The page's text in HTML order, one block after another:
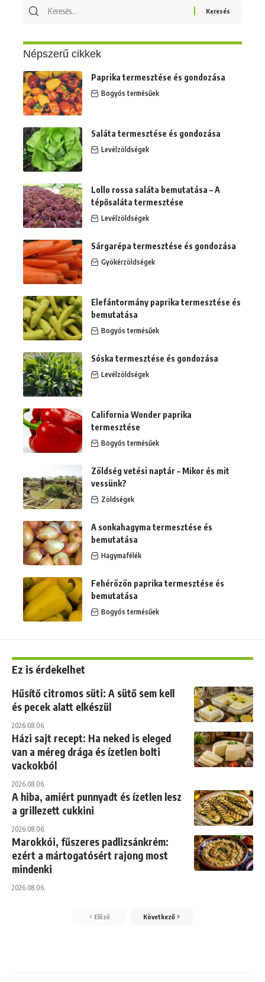
Keresés
Népszerű cikkek
Paprika termesztése és gondozása
Bogyós termésűek
Saláta termesztése és gondozása
Levélzöldségek
Lollo rossa saláta bemutatása – A
tépősaláta termesztése
Levélzöldségek
Sárgarépa termesztése és gondozása
Gyökérzöldségek
Elefántormány paprika termesztése és
bemutatása
Bogyós termésűek
Sóska termesztése és gondozása
Levélzöldségek
California Wonder paprika
termesztése
Bogyós termésűek
Zöldség vetési naptár – Mikor és mit
vessünk?
Zöldségek
A sonkahagyma termesztése és
bemutatása
Hagymafélék
Fehérözön paprika termesztése és
bemutatása
Bogyós termésűek
Ez is érdekelhet
Hűsítő citromos süti: A sütő sem kell
és pecek alatt elkészül
2026.08.06.
Házi sajt recept: Ha neked is eleged
van a méreg drága és ízetlen bolti
vackokból
2026.08.06.
A hiba, amiért punnyadt és ízetlen lesz
a grillezett cukkini
2026.08.06.
Marokkói, fűszeres padlizsánkrém:
ezért a mártogatósért rajong most
mindenki
2026.08.06.
Előző Következő